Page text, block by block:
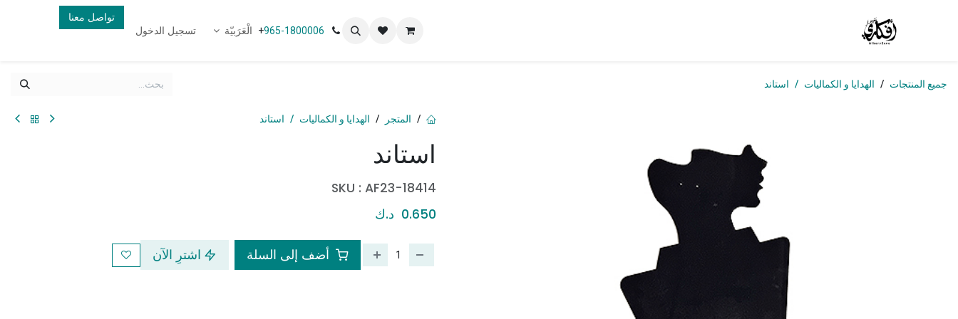
+965-1800006 الْعَرَبيّة تسجيل الدخول
تواصل معنا
جميع المنتجات الهدايا و الكماليات استاند
استاند
SKU : AF23-18414
0.650 د.ك
أضف إلى السلة اشترِ الآن
المتجر الهدايا و الكماليات استاند